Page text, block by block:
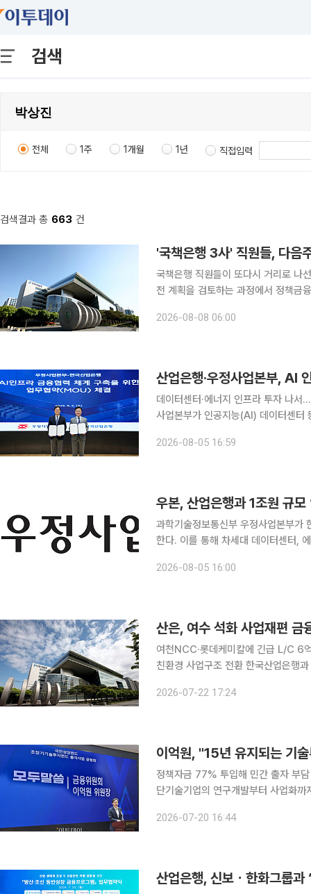
검색
전체 1주 1개월 1년 직접입력
검색결과 총 663 건
'국책은행 3사' 직원들, 다음
국책은행 직원들이 또다시 거리로 나
전 계획을 검토하는 과정에서 정책금
2026-08-08 06:00
산업은행·우정사업본부, AI
데이터센터·에너지 인프라 투자 나서…20년 만에 재출자 한국산
사업본부가 인공지능(AI) 데이터센터
2026-08-05 16:59
우본, 산업은행과 1조원 규모
과학기술정보통신부 우정사업본부가
한다. 이를 통해 차세대 데이터센터,
2026-08-05 16:00
산은, 여수 석화 사업재편 금
여천NCC·롯데케미칼에 긴급 L/C 6
친환경 사업구조 전환 한국산업은행과 채권금융기관들이 여수 석유화학 산업의 구조개편을 지원하
록 여천NCC와 롯데케미칼에 총 6
2026-07-22 17:24
이억원, "15년 유지되는 기
정책자금 77% 투입해 민간 출자 부담 완
단기술기업의 연구개발부터 사업화
작한다. 이억원 금융위원장은 20
2026-07-20 16:44
산업은행, 신보ㆍ한화그룹과